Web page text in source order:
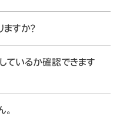
すか？
ているか確認できます
。